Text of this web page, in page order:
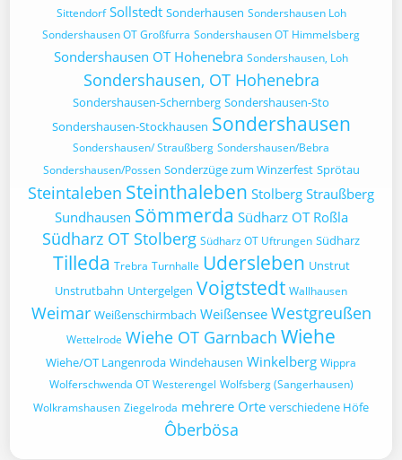
Sittendorf Sollstedt Sonderhausen Sondershausen Loh
Sondershausen OT Großfurra Sondershausen OT Himmelsberg
Sondershausen OT Hohenebra Sondershausen, Loh
Sondershausen, OT Hohenebra
Sondershausen-Schernberg Sondershausen-Sto
Sondershausen-Stockhausen Sondershausen
Sondershausen/ Straußberg Sondershausen/Bebra
Sondershausen/Possen Sonderzüge zum Winzerfest Sprötau
Steintaleben Steinthaleben Stolberg Straußberg
Sundhausen Sömmerda Südharz OT Roßla
Südharz OT Stolberg Südharz OT Uftrungen Südharz
Tilleda Trebra Turnhalle Udersleben Unstrut
Unstrutbahn Untergelgen Voigtstedt Wallhausen
Weimar Weißenschirmbach Weißensee Westgreußen
Wettelrode Wiehe OT Garnbach Wiehe
Wiehe/OT Langenroda Windehausen Winkelberg Wippra
Wolferschwenda OT Westerengel Wolfsberg (Sangerhausen)
Wolkramshausen Ziegelroda mehrere Orte verschiedene Höfe
Ôberbösa